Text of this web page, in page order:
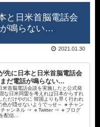
と日米首脳電話会
鳴らない…
2021.01.30
先に日本と日米首脳電話会
だ電話が鳴らない…
米首脳電話会談を実施したと公式発
な日米同盟を考えれば日本からすれ
ただけやのに 韓国よりも早く行われ
色が隠せないようでっせ～ 🔸チャン
ャンネル ⇒ 🔹Twitter ⇒ 🔹ブログ
信...